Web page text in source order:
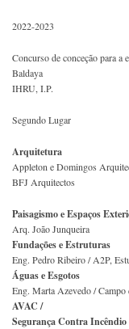
2022-2023
Concurso de conceção para
Baldaya
IHRU, I.P.
Segundo Lugar
Arquitetura
Appleton e Domingos
BFJ Arquitectos
Paisagismo e Espaços
Arq. João Junqueira
Fundações e Estruturas
Eng. Pedro Ribeiro / A2P,
Águas e Esgotos
Eng. Marta Azevedo / Campo
AVAC /
Segurança Contra